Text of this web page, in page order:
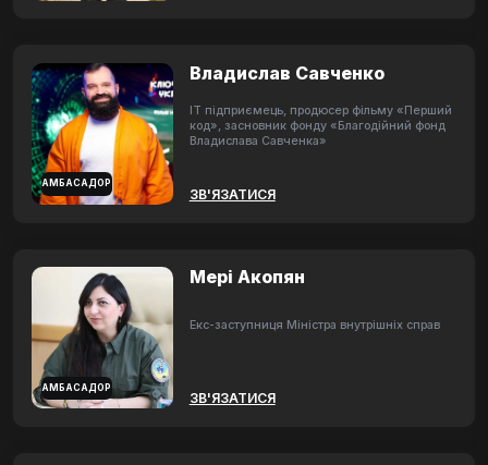
АМБАСАДОР
Владислав Савченко
ІТ підприємець, продюсер фільму «Перший
код», засновник фонду «Благодійний фонд
Владислава Савченка»
ЗВ'ЯЗАТИСЯ
АМБАСАДОР
Мері Акопян
Екс-заступниця Міністра внутрішніх справ
ЗВ'ЯЗАТИСЯ